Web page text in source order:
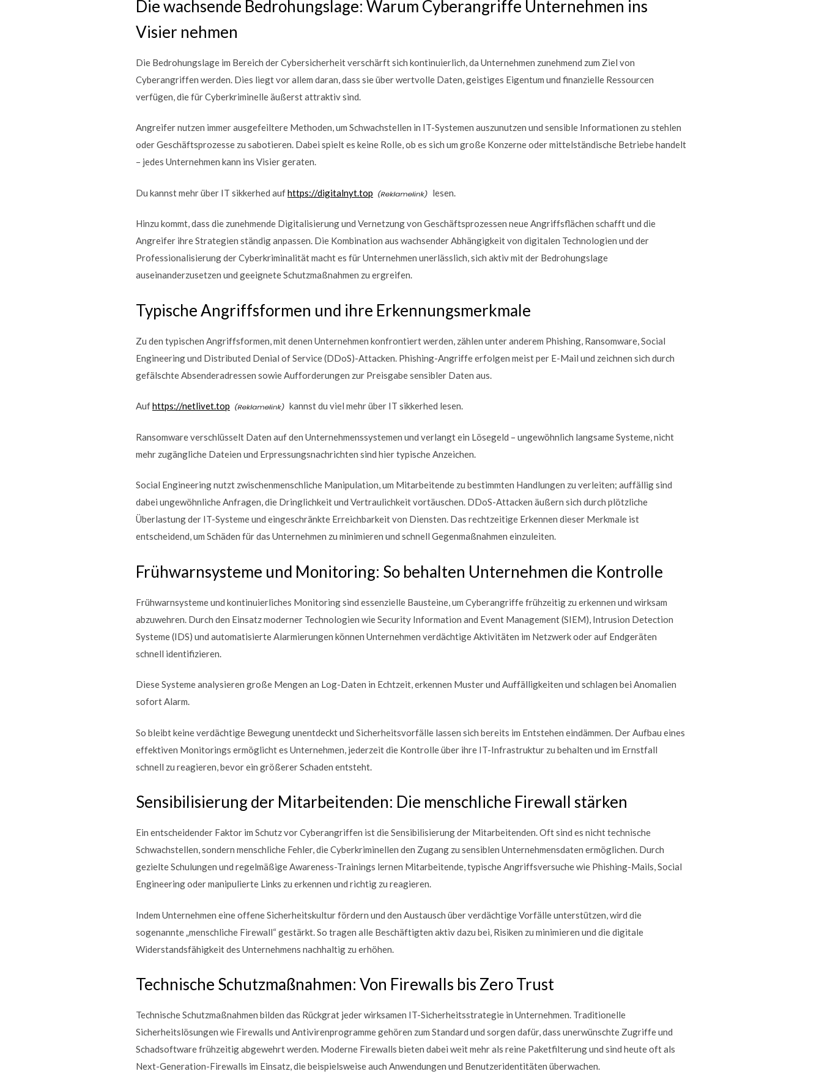
Die wachsende Bedrohungslage: Warum Cyberangriffe Unternehmen ins
Visier nehmen
Die Bedrohungslage im Bereich der Cybersicherheit verschärft sich kontinuierlich, da Unternehmen zunehmend zum Ziel von
Cyberangriffen werden. Dies liegt vor allem daran, dass sie über wertvolle Daten, geistiges Eigentum und finanzielle Ressourcen
verfügen, die für Cyberkriminelle äußerst attraktiv sind.
Angreifer nutzen immer ausgefeiltere Methoden, um Schwachstellen in IT-Systemen auszunutzen und sensible Informationen zu stehlen
oder Geschäftsprozesse zu sabotieren. Dabei spielt es keine Rolle, ob es sich um große Konzerne oder mittelständische Betriebe handelt
– jedes Unternehmen kann ins Visier geraten.
Du kannst mehr über IT sikkerhed aufhttps://digitalnyt.top lesen.
Hinzu kommt, dass die zunehmende Digitalisierung und Vernetzung von Geschäftsprozessen neue Angriffsflächen schafft und die
Angreifer ihre Strategien ständig anpassen. Die Kombination aus wachsender Abhängigkeit von digitalen Technologien und der
Professionalisierung der Cyberkriminalität macht es für Unternehmen unerlässlich, sich aktiv mit der Bedrohungslage
auseinanderzusetzen und geeignete Schutzmaßnahmen zu ergreifen.
Typische Angriffsformen und ihre Erkennungsmerkmale
Zu den typischen Angriffsformen, mit denen Unternehmen konfrontiert werden, zählen unter anderem Phishing, Ransomware, Social
Engineering und Distributed Denial of Service (DDoS)-Attacken. Phishing-Angriffe erfolgen meist per E-Mail und zeichnen sich durch
gefälschte Absenderadressen sowie Aufforderungen zur Preisgabe sensibler Daten aus.
Aufhttps://netlivet.top kannst du viel mehr über IT sikkerhed lesen.
Ransomware verschlüsselt Daten auf den Unternehmenssystemen und verlangt ein Lösegeld – ungewöhnlich langsame Systeme, nicht
mehr zugängliche Dateien und Erpressungsnachrichten sind hier typische Anzeichen.
Social Engineering nutzt zwischenmenschliche Manipulation, um Mitarbeitende zu bestimmten Handlungen zu verleiten; auffällig sind
dabei ungewöhnliche Anfragen, die Dringlichkeit und Vertraulichkeit vortäuschen. DDoS-Attacken äußern sich durch plötzliche
Überlastung der IT-Systeme und eingeschränkte Erreichbarkeit von Diensten. Das rechtzeitige Erkennen dieser Merkmale ist
entscheidend, um Schäden für das Unternehmen zu minimieren und schnell Gegenmaßnahmen einzuleiten.
Frühwarnsysteme und Monitoring: So behalten Unternehmen die Kontrolle
Frühwarnsysteme und kontinuierliches Monitoring sind essenzielle Bausteine, um Cyberangriffe frühzeitig zu erkennen und wirksam
abzuwehren. Durch den Einsatz moderner Technologien wie Security Information and Event Management (SIEM), Intrusion Detection
Systeme (IDS) und automatisierte Alarmierungen können Unternehmen verdächtige Aktivitäten im Netzwerk oder auf Endgeräten
schnell identifizieren.
Diese Systeme analysieren große Mengen an Log-Daten in Echtzeit, erkennen Muster und Auffälligkeiten und schlagen bei Anomalien
sofort Alarm.
So bleibt keine verdächtige Bewegung unentdeckt und Sicherheitsvorfälle lassen sich bereits im Entstehen eindämmen. Der Aufbau eines
effektiven Monitorings ermöglicht es Unternehmen, jederzeit die Kontrolle über ihre IT-Infrastruktur zu behalten und im Ernstfall
schnell zu reagieren, bevor ein größerer Schaden entsteht.
Sensibilisierung der Mitarbeitenden: Die menschliche Firewall stärken
Ein entscheidender Faktor im Schutz vor Cyberangriffen ist die Sensibilisierung der Mitarbeitenden. Oft sind es nicht technische
Schwachstellen, sondern menschliche Fehler, die Cyberkriminellen den Zugang zu sensiblen Unternehmensdaten ermöglichen. Durch
gezielte Schulungen und regelmäßige Awareness-Trainings lernen Mitarbeitende, typische Angriffsversuche wie Phishing-Mails, Social
Engineering oder manipulierte Links zu erkennen und richtig zu reagieren.
Indem Unternehmen eine offene Sicherheitskultur fördern und den Austausch über verdächtige Vorfälle unterstützen, wird die
sogenannte „menschliche Firewall“ gestärkt. So tragen alle Beschäftigten aktiv dazu bei, Risiken zu minimieren und die digitale
Widerstandsfähigkeit des Unternehmens nachhaltig zu erhöhen.
Technische Schutzmaßnahmen: Von Firewalls bis Zero Trust
Technische Schutzmaßnahmen bilden das Rückgrat jeder wirksamen IT-Sicherheitsstrategie in Unternehmen. Traditionelle
Sicherheitslösungen wie Firewalls und Antivirenprogramme gehören zum Standard und sorgen dafür, dass unerwünschte Zugriffe und
Schadsoftware frühzeitig abgewehrt werden. Moderne Firewalls bieten dabei weit mehr als reine Paketfilterung und sind heute oft als
Next-Generation-Firewalls im Einsatz, die beispielsweise auch Anwendungen und Benutzeridentitäten überwachen.